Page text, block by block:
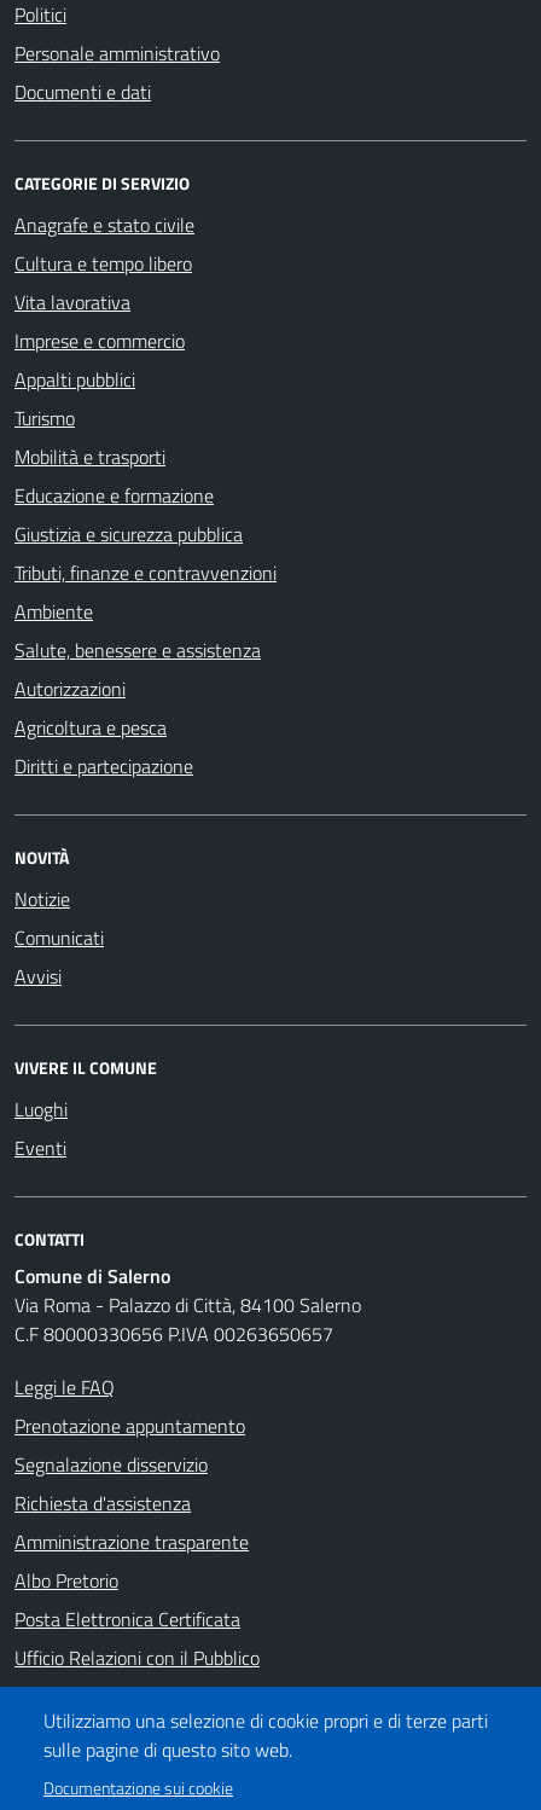
Utilizziamo una selezione di cookie propri e di terze parti
sulle pagine di questo sito web.
Documentazione sui cookie
Politici
Personale amministrativo
Documenti e dati
CATEGORIE DI SERVIZIO
Anagrafe e stato civile
Cultura e tempo libero
Vita lavorativa
Imprese e commercio
Appalti pubblici
Turismo
Mobilità e trasporti
Educazione e formazione
Giustizia e sicurezza pubblica
Tributi, finanze e contravvenzioni
Ambiente
Salute, benessere e assistenza
Autorizzazioni
Agricoltura e pesca
Diritti e partecipazione
NOVITÀ
Notizie
Comunicati
Avvisi
VIVERE IL COMUNE
Luoghi
Eventi
CONTATTI
Comune di Salerno
Via Roma - Palazzo di Città, 84100 Salerno
C.F 80000330656 P.IVA 00263650657
Leggi le FAQ
Prenotazione appuntamento
Segnalazione disservizio
Richiesta d'assistenza
Amministrazione trasparente
Albo Pretorio
Posta Elettronica Certificata
Ufficio Relazioni con il Pubblico
Note legali
Informativa privacy